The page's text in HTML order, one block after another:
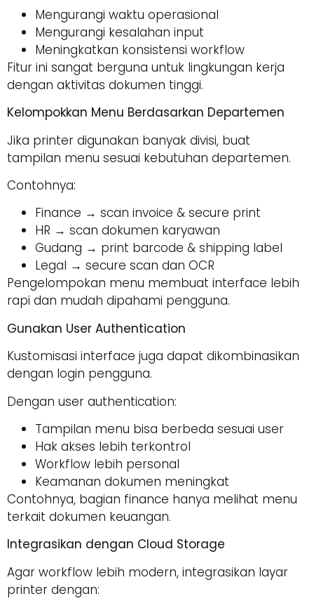
Mengurangi waktu operasional
Mengurangi kesalahan input
Meningkatkan konsistensi workflow
Fitur ini sangat berguna untuk lingkungan kerja
dengan aktivitas dokumen tinggi.
Kelompokkan Menu Berdasarkan Departemen
Jika printer digunakan banyak divisi, buat
tampilan menu sesuai kebutuhan departemen.
Contohnya:
Finance → scan invoice & secure print
HR → scan dokumen karyawan
Gudang → print barcode & shipping label
Legal → secure scan dan OCR
Pengelompokan menu membuat interface lebih
rapi dan mudah dipahami pengguna.
Gunakan User Authentication
Kustomisasi interface juga dapat dikombinasikan
dengan login pengguna.
Dengan user authentication:
Tampilan menu bisa berbeda sesuai user
Hak akses lebih terkontrol
Workflow lebih personal
Keamanan dokumen meningkat
Contohnya, bagian finance hanya melihat menu
terkait dokumen keuangan.
Integrasikan dengan Cloud Storage
Agar workflow lebih modern, integrasikan layar
printer dengan: